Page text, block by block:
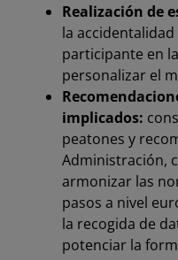
Realización de
la
participante en
personalizar el
implicados:
peatones y
Administración,
armonizar las
pasos a nivel
la recogida de
potenciar la